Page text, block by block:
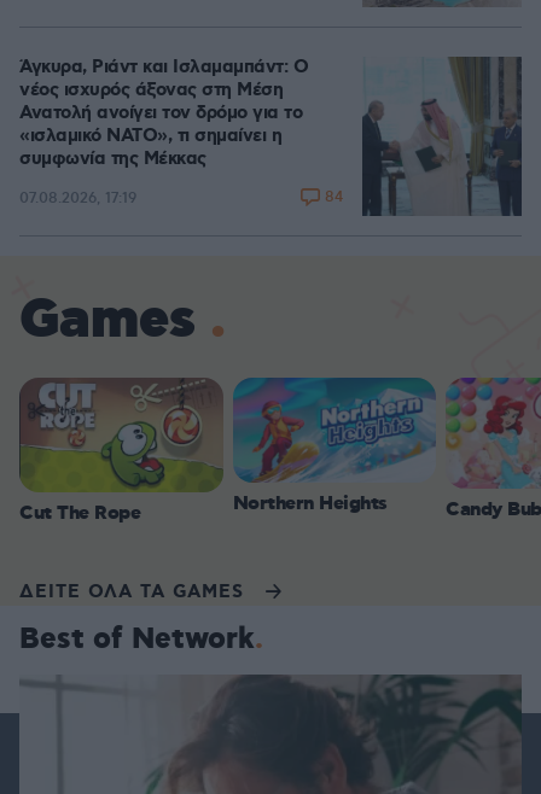
Άγκυρα, Ριάντ και Ισλαμαμπάντ: Ο
νέος ισχυρός άξονας στη Μέση
Ανατολή ανοίγει τον δρόμο για το
«ισλαμικό ΝΑΤΟ», τι σημαίνει η
συμφωνία της Μέκκας
07.08.2026, 17:19 84
Games
Cut The Rope Northern Heights Candy
ΔΕΙΤΕ ΟΛΑ ΤΑ GAMES
Best of Network